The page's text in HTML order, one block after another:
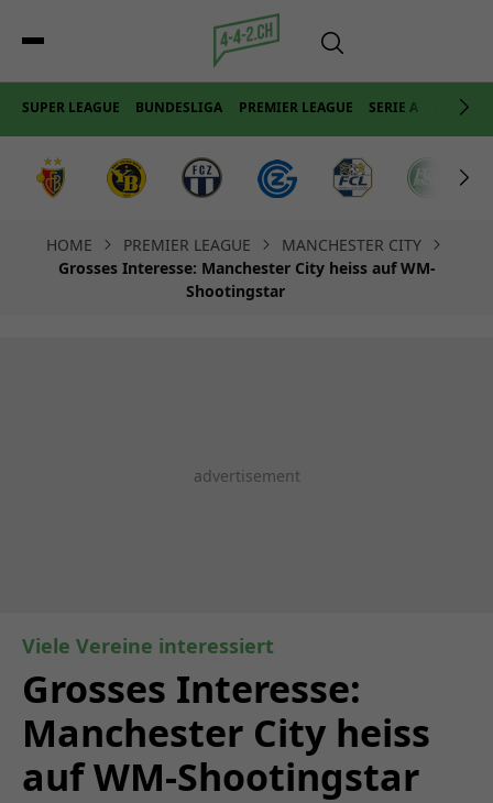
SUPER LEAGUE BUNDESLIGA PREMIER LEAGUE SERIE A LA LIGA
HOME PREMIER LEAGUE
MANCHESTER CITY
Grosses Interesse: Manchester City heiss auf WM-
Shootingstar
Viele Vereine interessiert
Grosses Interesse:
Manchester City heiss
auf WM-Shootingstar